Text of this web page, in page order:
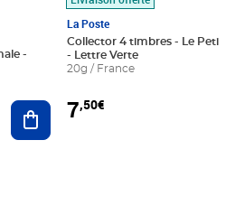
Ajouter au panier
La Poste
Collector 4 timbres - Le Petit
- Lettre Verte
20g / France
7,50€